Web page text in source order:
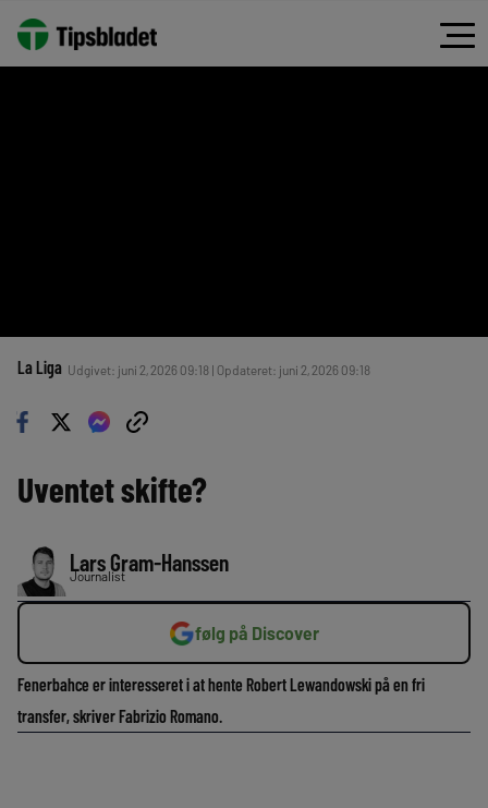
La Liga Udgivet: juni 2, 2026 09:18 | Opdateret: juni 2, 2026 09:18
Uventet skifte?
Lars Gram-Hanssen
Journalist
følg på Discover
Fenerbahce er interesseret i at hente Robert Lewandowski på en fri
transfer, skriver Fabrizio Romano.